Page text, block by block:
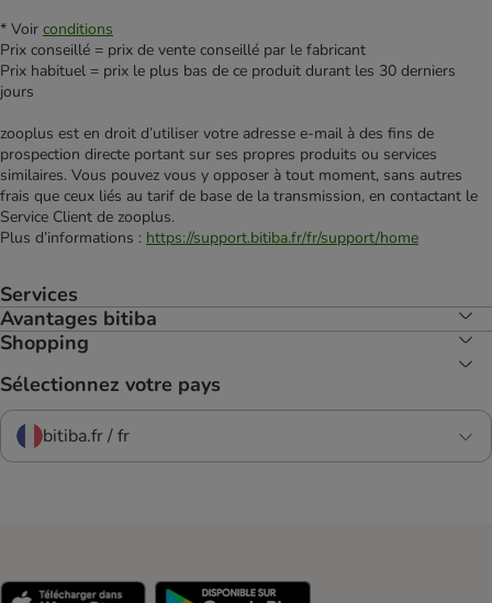
* Voir conditions
Prix conseillé = prix de vente conseillé par le fabricant
Prix habituel = prix le plus bas de ce produit durant les 30 derniers
jours
zooplus est en droit d’utiliser votre adresse e‑mail à des fins de
prospection directe portant sur ses propres produits ou services
similaires. Vous pouvez vous y opposer à tout moment, sans autres
frais que ceux liés au tarif de base de la transmission, en contactant le
Service Client de zooplus.
Plus d’informations : https://support.bitiba.fr/fr/support/home
Services
Avantages bitiba
Shopping
Sélectionnez votre pays
bitiba.fr / fr